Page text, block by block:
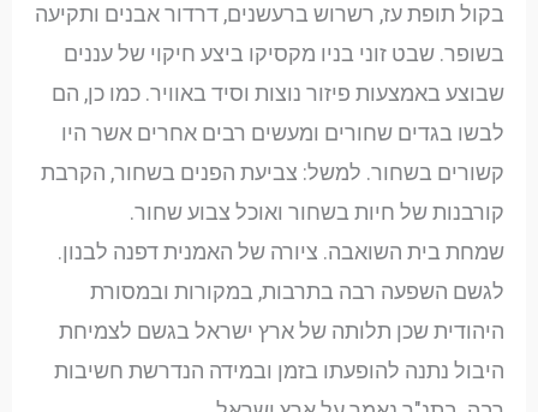
בקול תופת עז, רשרוש ברעשנים, דרדור אבנים ותקיעה
בשופר. שבט זוני בניו מקסיקו ביצע חיקוי של עננים
שבוצע באמצעות פיזור נוצות וסיד באוויר. כמו כן, הם
לבשו בגדים שחורים ומעשים רבים אחרים אשר היו
קשורים בשחור. למשל: צביעת הפנים בשחור, הקרבת
קורבנות של חיות בשחור ואוכל צבוע שחור.
שמחת בית השואבה. ציורה של האמנית דפנה לבנון.
לגשם השפעה רבה בתרבות, במקורות ובמסורת
היהודית שכן תלותה של ארץ ישראל בגשם לצמיחת
היבול נתנה להופעתו בזמן ובמידה הנדרשת חשיבות